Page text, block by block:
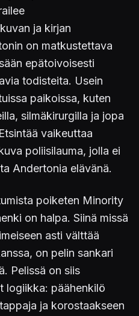
ja kirjan
on matkustettava
epätoivoisesti
todisteita. Usein
paikoissa, kuten
silmäkirurgilla ja jopa
vaikeuttaa
poliisilauma, jolla ei
Andertonia elävänä.
poiketen Minority
on halpa. Siinä missä
asti välttää
on pelin sankari
Pelissä on siis
logiikka: päähenkilö
ja korostaakseen